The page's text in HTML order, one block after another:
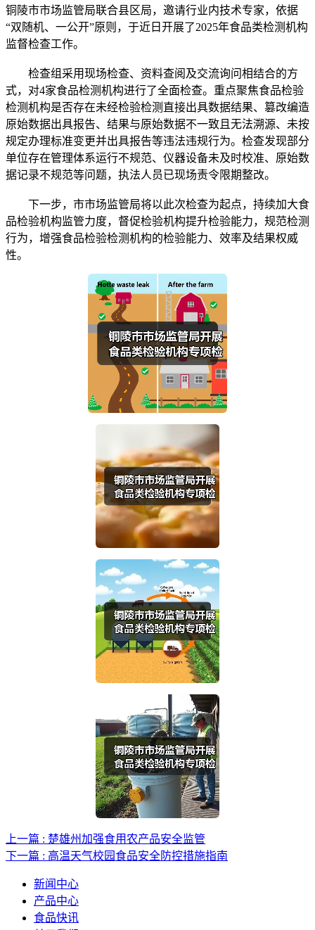
铜陵市市场监管局联合县区局，邀请行业内技术专家，依据
“双随机、一公开”原则，于近日开展了2025年食品类检测机构
监督检查工作。
检查组采用现场检查、资料查阅及交流询问相结合的方
式，对4家食品检测机构进行了全面检查。重点聚焦食品检验
检测机构是否存在未经检验检测直接出具数据结果、篡改编造
原始数据出具报告、结果与原始数据不一致且无法溯源、未按
规定办理标准变更并出具报告等违法违规行为。检查发现部分
单位存在管理体系运行不规范、仪器设备未及时校准、原始数
据记录不规范等问题，执法人员已现场责令限期整改。
下一步，市市场监管局将以此次检查为起点，持续加大食
品检验机构监管力度，督促检验机构提升检验能力，规范检测
行为，增强食品检验检测机构的检验能力、效率及结果权威
性。
上一篇 : 楚雄州加强食用农产品安全监管
下一篇 : 高温天气校园食品安全防控措施指南
新闻中心
产品中心
食品快讯